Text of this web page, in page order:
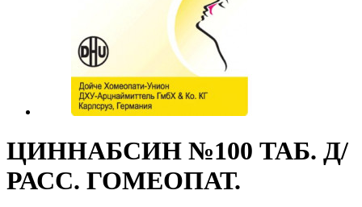
ЦИННАБСИН №100 ТАБ. Д/
РАСС. ГОМЕОПАТ.